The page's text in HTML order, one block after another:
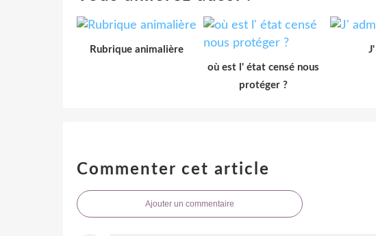
Rubrique animalière
où est l' état censé nous
protéger ?
Commenter cet article
Ajouter un commentaire